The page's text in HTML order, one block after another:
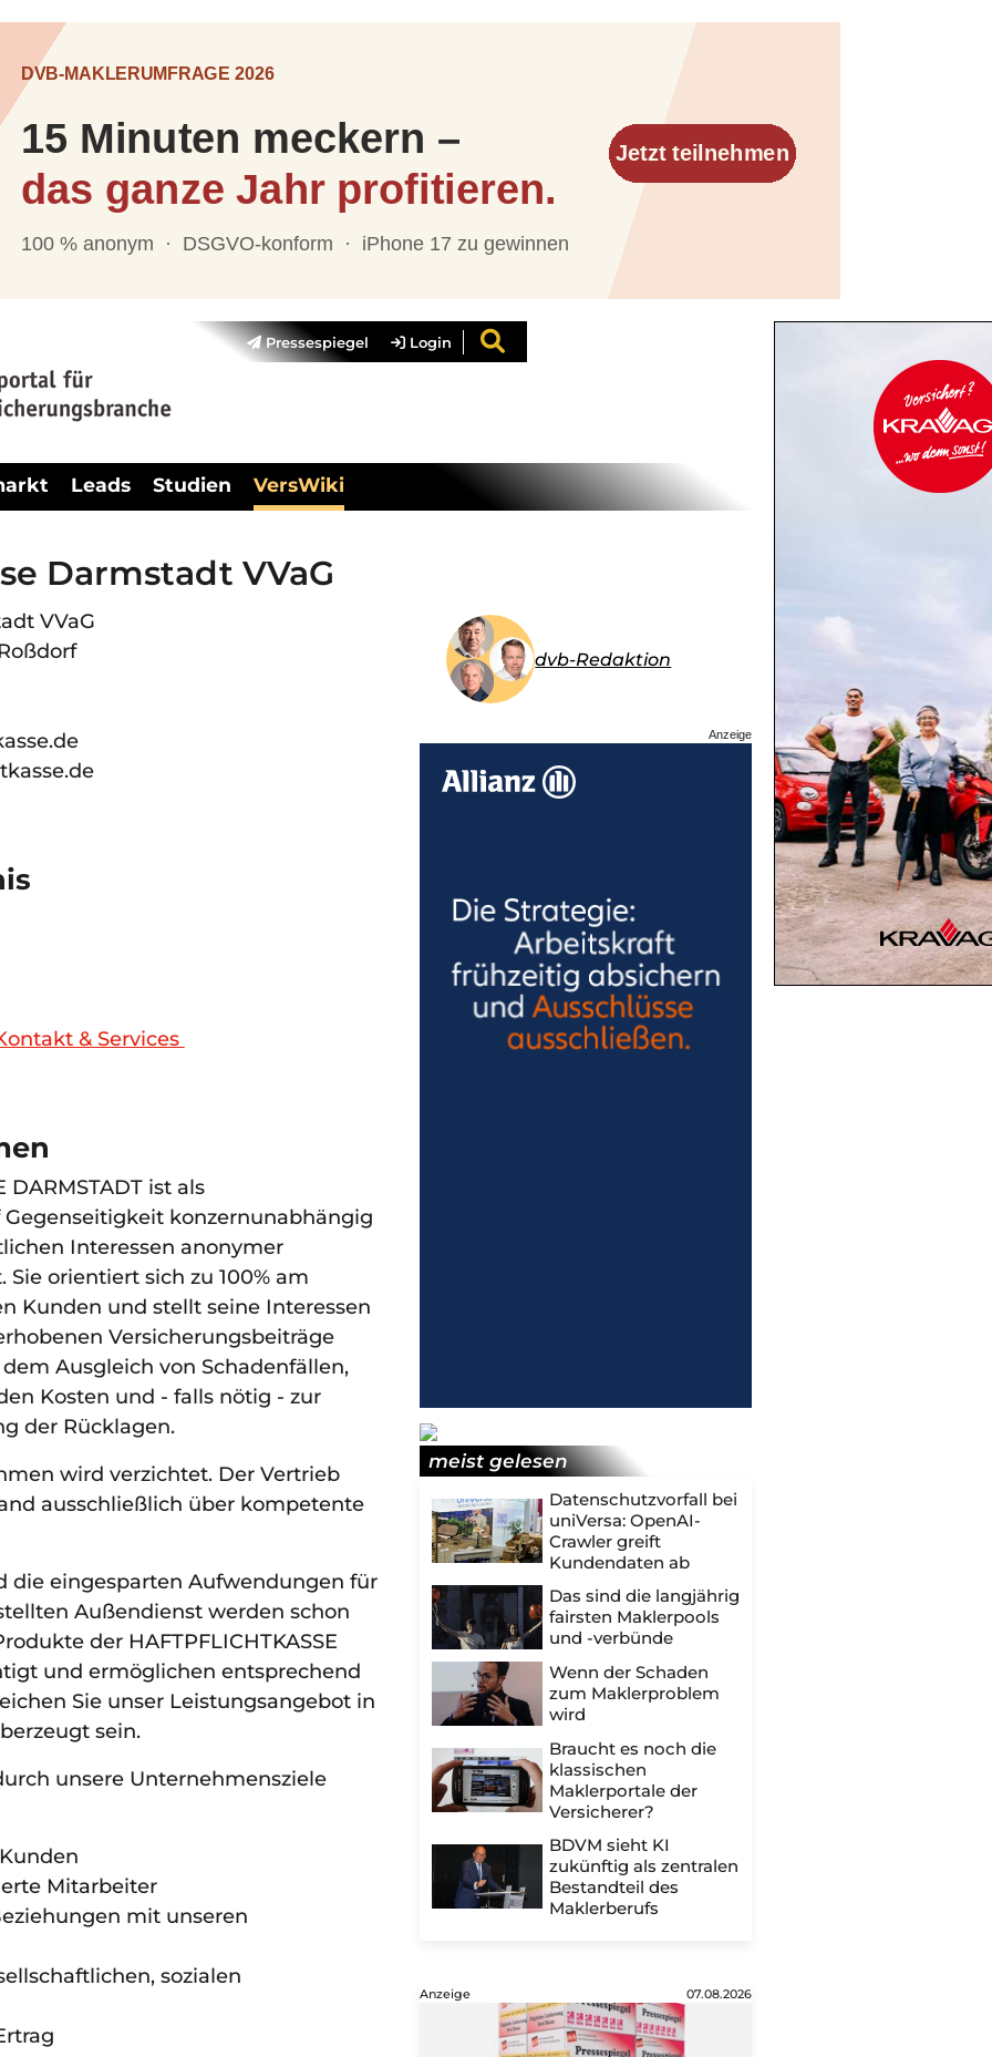
Pressespiegel Login
Leads Studien VersWiki
Darmstadt VVaG
VVaG
& Services
DARMSTADT ist als
konzernunabhängig
Interessen anonymer
orientiert sich zu 100% am
Kunden und stellt seine Interessen
Versicherungsbeiträge
Ausgleich von Schadenfällen,
Kosten und - falls nötig - zur
der Rücklagen.
wird verzichtet. Der Vertrieb
ausschließlich über kompetente
die eingesparten Aufwendungen für
Außendienst werden schon
der HAFTPFLICHTKASSE
und ermöglichen entsprechend
Sie unser Leistungsangebot in
sein.
unsere Unternehmensziele
Mitarbeiter
mit unseren
sozialen
dvb-Redaktion
Anzeige
meist gelesen
Datenschutzvorfall bei
uniVersa: OpenAI-
Crawler greift
Kundendaten ab
Das sind die langjährig
fairsten Maklerpools
und -verbünde
Wenn der Schaden
zum Maklerproblem
wird
Braucht es noch die
klassischen
Maklerportale der
Versicherer?
BDVM sieht KI
zukünftig als zentralen
Bestandteil des
Maklerberufs
Anzeige 07.08.2026